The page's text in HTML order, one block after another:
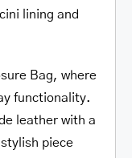
lining and
Bag, where
functionality.
leather with a
piece